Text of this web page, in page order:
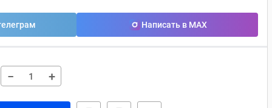
Написать в MAX
− +